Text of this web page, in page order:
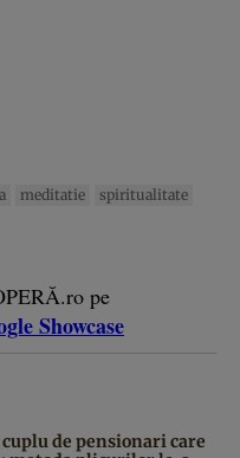
meditatie
spiritualitate
pe
Showcase
de pensionari care